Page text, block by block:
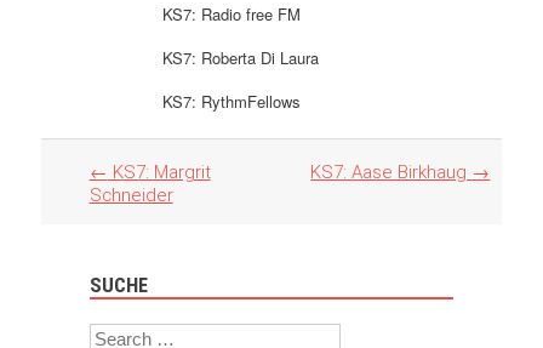
KS7: Radio free FM
KS7: Roberta Di Laura
KS7: RythmFellows
Artikel
Navigation
← KS7: Margrit
Schneider
KS7: Aase Birkhaug →
SUCHE
Search